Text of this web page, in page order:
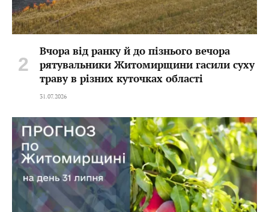
Вчора від ранку й до пізнього вечора
рятувальники Житомирщини гасили суху
траву в різних куточках області
31.07.2026